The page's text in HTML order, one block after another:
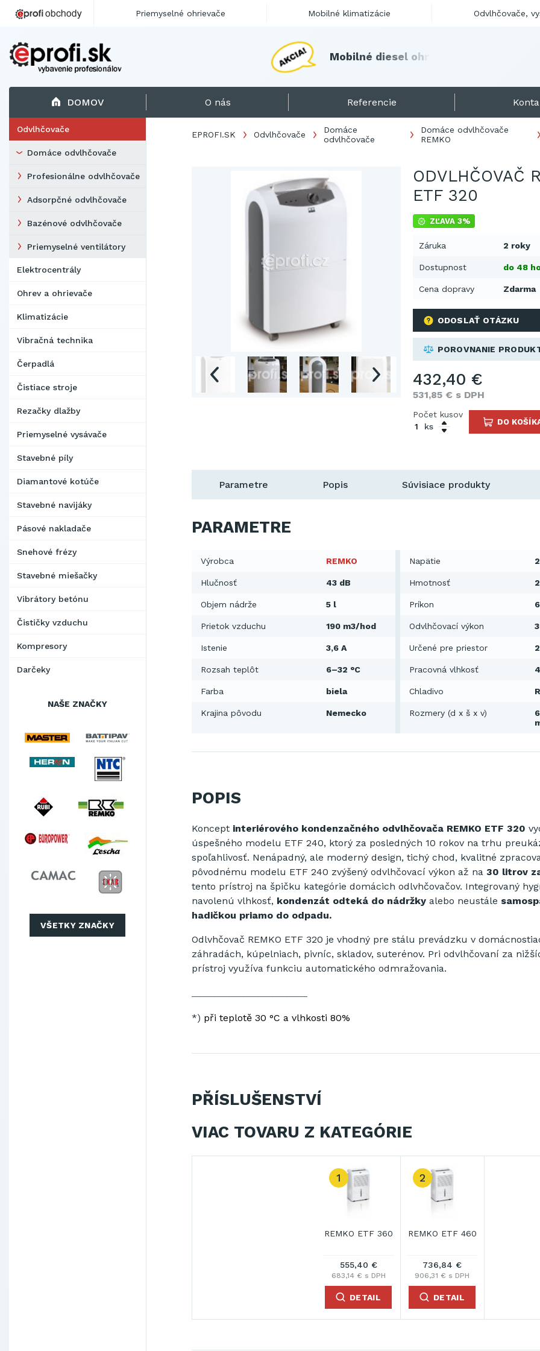
Mobilné diesel oh
DOMOV O nás Referencie
Odvlhčovače
Domáce odvlhčovače
Profesionálne odvlhčovače
Adsorpčné odvlhčovače
Bazénové odvlhčovače
Priemyselné ventilátory
Elektrocentrály
Ohrev a ohrievače
Klimatizácie
Vibračná technika
Čerpadlá
Čistiace stroje
Rezačky dlažby
Priemyselné vysávače
Stavebné píly
Diamantové kotúče
Stavebné navijáky
Pásové nakladače
Snehové frézy
Stavebné miešačky
Vibrátory betónu
Čističky vzduchu
Kompresory
Darčeky
NAŠE ZNAČKY
VŠETKY ZNAČKY
EPROFI.SK Odvlhčovače
Domáce
odvlhčovače
Domáce odvlhčovače
REMKO
ODVLHČOVAČ
ETF 320
ZĽAVA 3%
Záruka 2 roky
Dostupnost do 48
Cena dopravy Zdarma
ODOSLAŤ OTÁZKU
POROVNANIE
432,40 €
531,85 € s DPH
Počet kusov
ks
DO
Parametre Popis Súvisiace produkty
PARAMETRE
Výrobca REMKO Napätie
Hlučnosť 43 dB Hmotnosť
Objem nádrže 5 l Príkon
Prietok vzduchu 190 m3/hod Odvlhčovací výkon
Istenie 3,6 A Určené pre priestor
Rozsah teplôt 6–32 °C Pracovná vlhkosť
Farba biela Chladivo
Krajina pôvodu Nemecko Rozmery (d x š x v)
POPIS
Koncept interiérového kondenzačného odvlhčovača REMKO ETF 320
úspešného modelu ETF 240, ktorý za posledných 10 rokov na trhu
spoľahlivosť. Nenápadný, ale moderný design, tichý chod, kvalitné
pôvodnému modelu ETF 240 zvýšený odvlhčovací výkon až na 30 litrov
tento prístroj na špičku kategórie domácich odlvhčovačov. Integrovaný
navolenú vlhkosť, kondenzát odteká do nádržky alebo neustále
hadičkou priamo do odpadu.
Odlvhčovač REMKO ETF 320 je vhodný pre stálu prevádzku v
záhradách, kúpelniach, pivníc, skladov, suterénov. Pri odvlhčovaní za
prístroj využíva funkciu automatického odmražovania.
*) při teplotě 30 °C a vlhkosti 80%
PŘÍSLUŠENSTVÍ
VIAC TOVARU Z KATEGÓRIE
1
REMKO ETF 360
555,40 €
683,14 € s DPH
DETAIL
2
REMKO ETF 460
736,84 €
906,31 € s DPH
DETAIL
Priemyselné ohrievače Mobilné klimatizácie Odvlhčovače,